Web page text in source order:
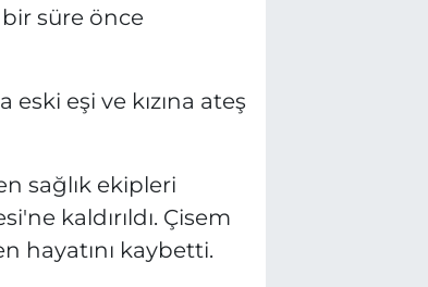
bir süre önce
eşi ve kızına ateş
sağlık ekipleri
kaldırıldı. Çisem
hayatını kaybetti.